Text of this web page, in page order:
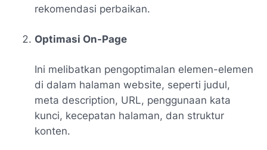
rekomendasi perbaikan.
Optimasi On-Page
Ini melibatkan pengoptimalan elemen-elemen
di dalam halaman website, seperti judul,
meta description, URL, penggunaan kata
kunci, kecepatan halaman, dan struktur
konten.